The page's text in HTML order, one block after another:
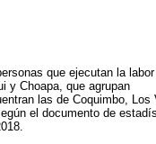
que ejecutan la
y Choapa, que agrupan
las de Coquimbo, Los
el documento de